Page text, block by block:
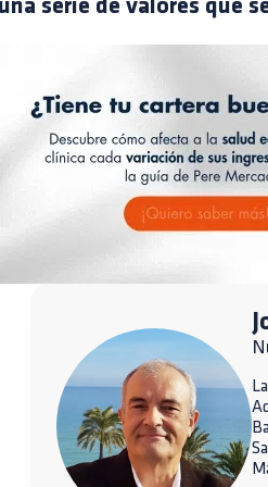
serie de valores que